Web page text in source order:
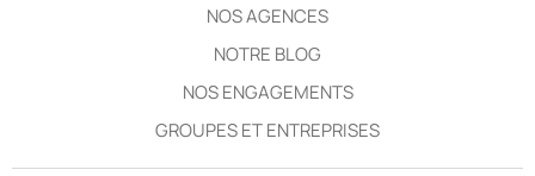
NOS AGENCES
NOTRE BLOG
NOS ENGAGEMENTS
GROUPES ET ENTREPRISES